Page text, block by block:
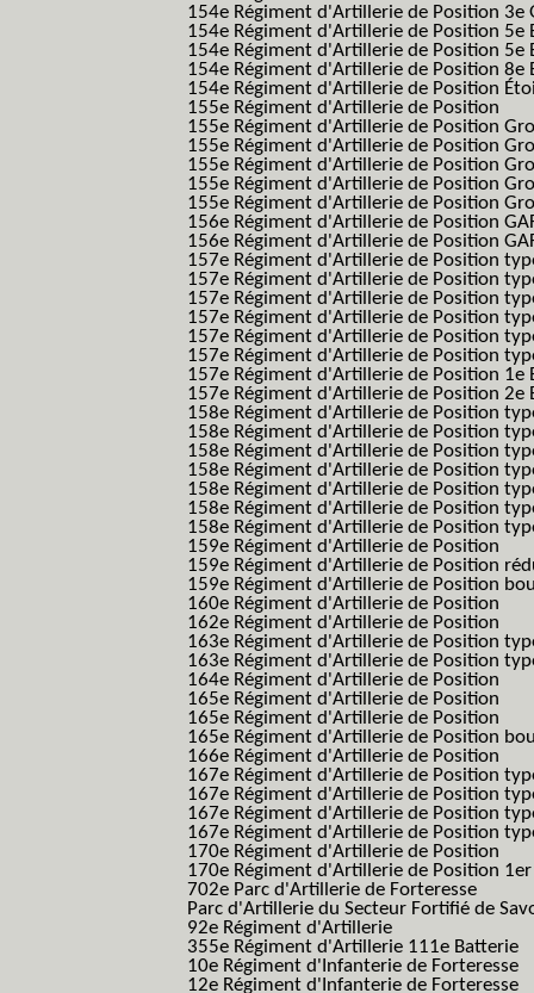
154e Régiment d'Artillerie de Position 3e
154e Régiment d'Artillerie de Position 5e
154e Régiment d'Artillerie de Position 5e
154e Régiment d'Artillerie de Position 8e
154e Régiment d'Artillerie de Position
155e Régiment d'Artillerie de Position
155e Régiment d'Artillerie de Position
155e Régiment d'Artillerie de Position
155e Régiment d'Artillerie de Position
155e Régiment d'Artillerie de Position
155e Régiment d'Artillerie de Position
156e Régiment d'Artillerie de Position
156e Régiment d'Artillerie de Position
157e Régiment d'Artillerie de Position
157e Régiment d'Artillerie de Position
157e Régiment d'Artillerie de Position
157e Régiment d'Artillerie de Position
157e Régiment d'Artillerie de Position
157e Régiment d'Artillerie de Position
157e Régiment d'Artillerie de Position 1e
157e Régiment d'Artillerie de Position 2e
158e Régiment d'Artillerie de Position
158e Régiment d'Artillerie de Position
158e Régiment d'Artillerie de Position
158e Régiment d'Artillerie de Position
158e Régiment d'Artillerie de Position
158e Régiment d'Artillerie de Position
158e Régiment d'Artillerie de Position
159e Régiment d'Artillerie de Position
159e Régiment d'Artillerie de Position
159e Régiment d'Artillerie de Position
160e Régiment d'Artillerie de Position
162e Régiment d'Artillerie de Position
163e Régiment d'Artillerie de Position
163e Régiment d'Artillerie de Position
164e Régiment d'Artillerie de Position
165e Régiment d'Artillerie de Position
165e Régiment d'Artillerie de Position
165e Régiment d'Artillerie de Position
166e Régiment d'Artillerie de Position
167e Régiment d'Artillerie de Position
167e Régiment d'Artillerie de Position
167e Régiment d'Artillerie de Position
167e Régiment d'Artillerie de Position
170e Régiment d'Artillerie de Position
170e Régiment d'Artillerie de Position
702e Parc d'Artillerie de Forteresse
Parc d'Artillerie du Secteur Fortifié de
92e Régiment d'Artillerie
355e Régiment d'Artillerie 111e Batterie
10e Régiment d'Infanterie de Forteresse
12e Régiment d'Infanterie de Forteresse